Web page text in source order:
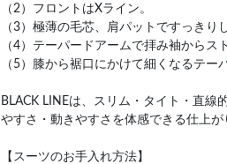
（2）フロントはXライン。
（3）極薄の毛芯、肩パットですっきり
（4）テーパードアームで拝み袖からス
（5）膝から裾口にかけて細くなるテー
BLACK LINEは、スリム・タイト・直
やすさ・動きやすさを体感できる仕上が
【スーツのお手入れ方法】